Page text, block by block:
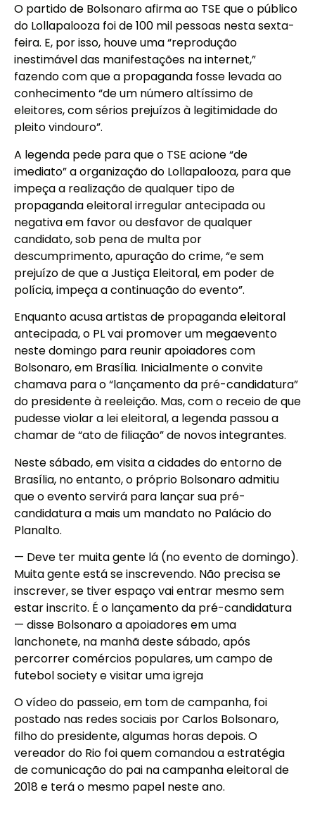
O partido de Bolsonaro afirma ao TSE que o público
do Lollapalooza foi de 100 mil pessoas nesta sexta-
feira. E, por isso, houve uma “reprodução
inestimável das manifestações na internet,”
fazendo com que a propaganda fosse levada ao
conhecimento “de um número altíssimo de
eleitores, com sérios prejuízos à legitimidade do
pleito vindouro”.
A legenda pede para que o TSE acione “de
imediato” a organização do Lollapalooza, para que
impeça a realização de qualquer tipo de
propaganda eleitoral irregular antecipada ou
negativa em favor ou desfavor de qualquer
candidato, sob pena de multa por
descumprimento, apuração do crime, “e sem
prejuízo de que a Justiça Eleitoral, em poder de
polícia, impeça a continuação do evento”.
Enquanto acusa artistas de propaganda eleitoral
antecipada, o PL vai promover um megaevento
neste domingo para reunir apoiadores com
Bolsonaro, em Brasília. Inicialmente o convite
chamava para o “lançamento da pré-candidatura”
do presidente à reeleição. Mas, com o receio de que
pudesse violar a lei eleitoral, a legenda passou a
chamar de “ato de filiação” de novos integrantes.
Neste sábado, em visita a cidades do entorno de
Brasília, no entanto, o próprio Bolsonaro admitiu
que o evento servirá para lançar sua pré-
candidatura a mais um mandato no Palácio do
Planalto.
— Deve ter muita gente lá (no evento de domingo).
Muita gente está se inscrevendo. Não precisa se
inscrever, se tiver espaço vai entrar mesmo sem
estar inscrito. É o lançamento da pré-candidatura
— disse Bolsonaro a apoiadores em uma
lanchonete, na manhã deste sábado, após
percorrer comércios populares, um campo de
futebol society e visitar uma igreja
O vídeo do passeio, em tom de campanha, foi
postado nas redes sociais por Carlos Bolsonaro,
filho do presidente, algumas horas depois. O
vereador do Rio foi quem comandou a estratégia
de comunicação do pai na campanha eleitoral de
2018 e terá o mesmo papel neste ano.